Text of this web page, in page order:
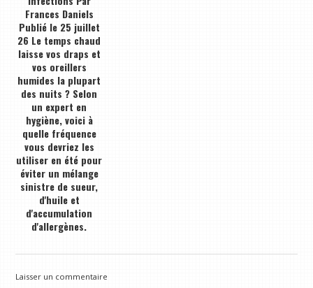
Frances Daniels
Publié le 25 juillet
26 Le temps chaud
laisse vos draps et
vos oreillers
humides la plupart
des nuits ? Selon
un expert en
hygiène, voici à
quelle fréquence
vous devriez les
utiliser en été pour
éviter un mélange
sinistre de sueur,
d'huile et
d'accumulation
d'allergènes.
Laisser un commentaire